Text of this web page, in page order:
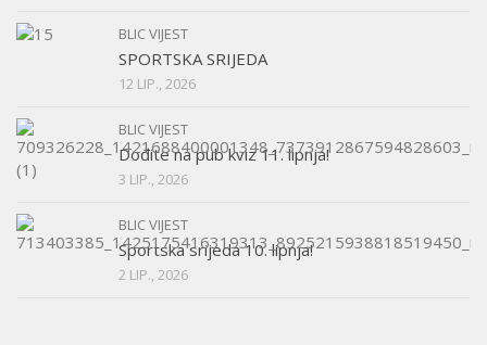
BLIC VIJEST
SPORTSKA SRIJEDA
12 LIP., 2026
BLIC VIJEST
Dođite na pub kviz 11. lipnja!
3 LIP., 2026
BLIC VIJEST
Sportska srijeda 10. lipnja!
2 LIP., 2026